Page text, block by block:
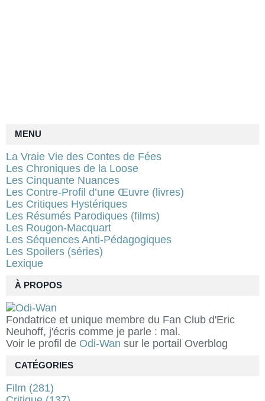
À PROPOS
Fondatrice et unique membre du Fan Club d'Eric
Neuhoff, j'écris comme je parle : mal.
Voir le profil de Odi-Wan sur le portail Overblog
MENU
La Vraie Vie des Contes de Fées
Les Chroniques de la Loose
Les Cinquante Nuances
Les Contre-Profil d’une Œuvre (livres)
Les Critiques Hystériques
Les Résumés Parodiques (films)
Les Rougon-Macquart
Les Séquences Anti-Pédagogiques
Les Spoilers (séries)
Lexique
CATÉGORIES
Film (281)